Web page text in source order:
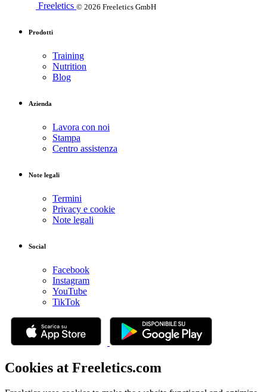
Freeletics © 2026 Freeletics GmbH
Prodotti
Training
Nutrition
Blog
Azienda
Lavora con noi
Stampa
Centro assistenza
Note legali
Termini
Privacy e cookie
Note legali
Social
Facebook
Instagram
YouTube
TikTok
Cookies at Freeletics.com